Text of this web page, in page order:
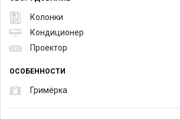
Колонки
Кондиционер
Проектор
ОСОБЕННОСТИ
Гримёрка